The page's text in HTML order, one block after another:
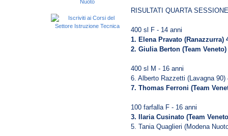
RISULTATI QUARTA SESSIONE
400 sl F - 14 anni
1. Elena Pravato (Ranazzurra)
2. Giulia Berton (Team
400 sl M - 16 anni
6. Alberto Razzetti (Lavagna 90)
7. Thomas Ferroni (Team
100 farfalla F - 16 anni
3. Ilaria Cusinato (Team
5. Tania Quaglieri (Modena